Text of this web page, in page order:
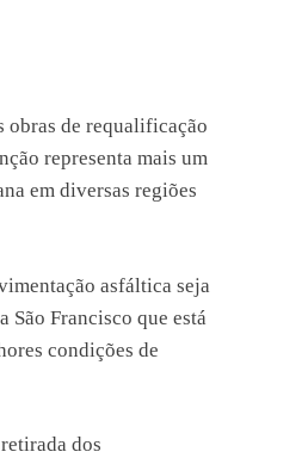
obras de requalificação
representa mais um
em diversas regiões
asfáltica seja
Francisco que está
condições de
dos